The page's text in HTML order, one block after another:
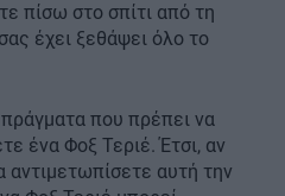
πίσω στο σπίτι από τη
έχει ξεθάψει όλο το
που πρέπει να
ένα Φοξ Τεριέ. Έτσι, αν
αντιμετωπίσετε αυτή την